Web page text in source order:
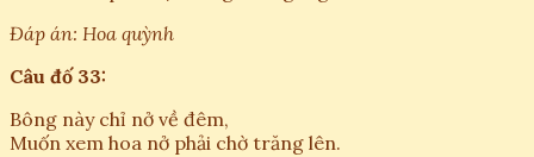
Đáp án: Hoa quỳnh
Câu đố 33:
Bông này chỉ nở về đêm,
Muốn xem hoa nở phải chờ trăng lên.